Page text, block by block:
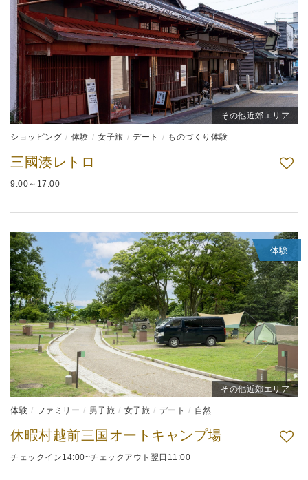
その他近郊エリア
ショッピング 体験 女子旅 デート ものづくり体験
三國湊レトロ
9:00～17:00
体験
その他近郊エリア
体験 ファミリー 男子旅 女子旅 デート 自然
休暇村越前三国オートキャンプ場
チェックイン14:00~チェックアウト翌日11:00